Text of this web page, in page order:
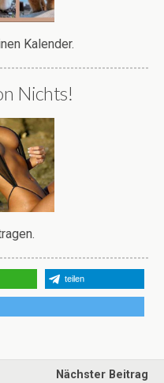
Kalender.
Nichts!
teilen
Nächster Beitrag